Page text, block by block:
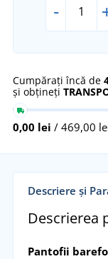
-
Cumpărați încă de
și obțineți
0,00 lei / 469,00
Descriere și
Descrierea
Pantofii